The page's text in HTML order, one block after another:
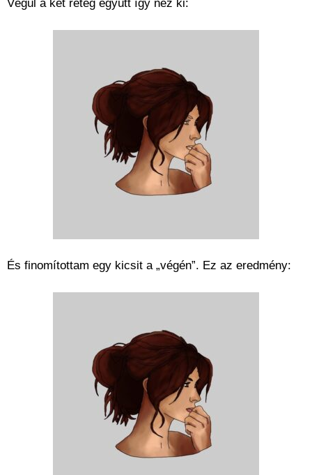
Végül a két réteg együtt így néz ki:
És finomítottam egy kicsit a „végén”. Ez az eredmény: